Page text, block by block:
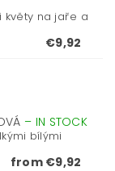
květy na jaře a
€9,92
– IN STOCK
bílými
from €9,92